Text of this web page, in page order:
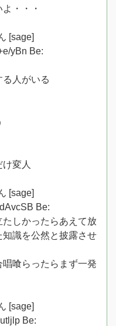
・・・
[sage]
yBn Be:
人がいる
変人
[sage]
Be:
しかったらあえて放
識を公然と披露させ
喰らったらまず一発
[sage]
Be: